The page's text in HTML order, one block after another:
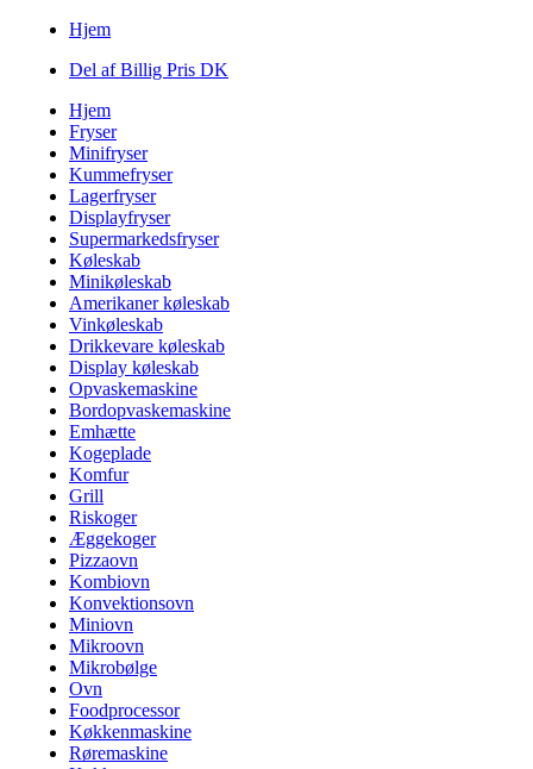
Hjem
Del af Billig Pris DK
Hjem
Fryser
Minifryser
Kummefryser
Lagerfryser
Displayfryser
Supermarkedsfryser
Køleskab
Minikøleskab
Amerikaner køleskab
Vinkøleskab
Drikkevare køleskab
Display køleskab
Opvaskemaskine
Bordopvaskemaskine
Emhætte
Kogeplade
Komfur
Grill
Riskoger
Æggekoger
Pizzaovn
Kombiovn
Konvektionsovn
Miniovn
Mikroovn
Mikrobølge
Ovn
Foodprocessor
Køkkenmaskine
Røremaskine